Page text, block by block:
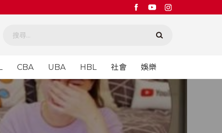
CBA UBA HBL 社會 娛樂